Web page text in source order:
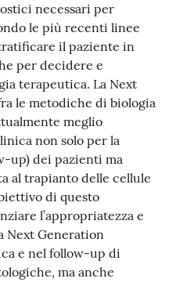
necessari per
le più recenti linee
il paziente in
per decidere e
terapeutica. La Next
le metodiche di biologia
meglio
non solo per la
up) dei pazienti ma
al trapianto delle cellule
di questo
l’appropriatezza e
Next Generation
e nel follow-up di
ma anche